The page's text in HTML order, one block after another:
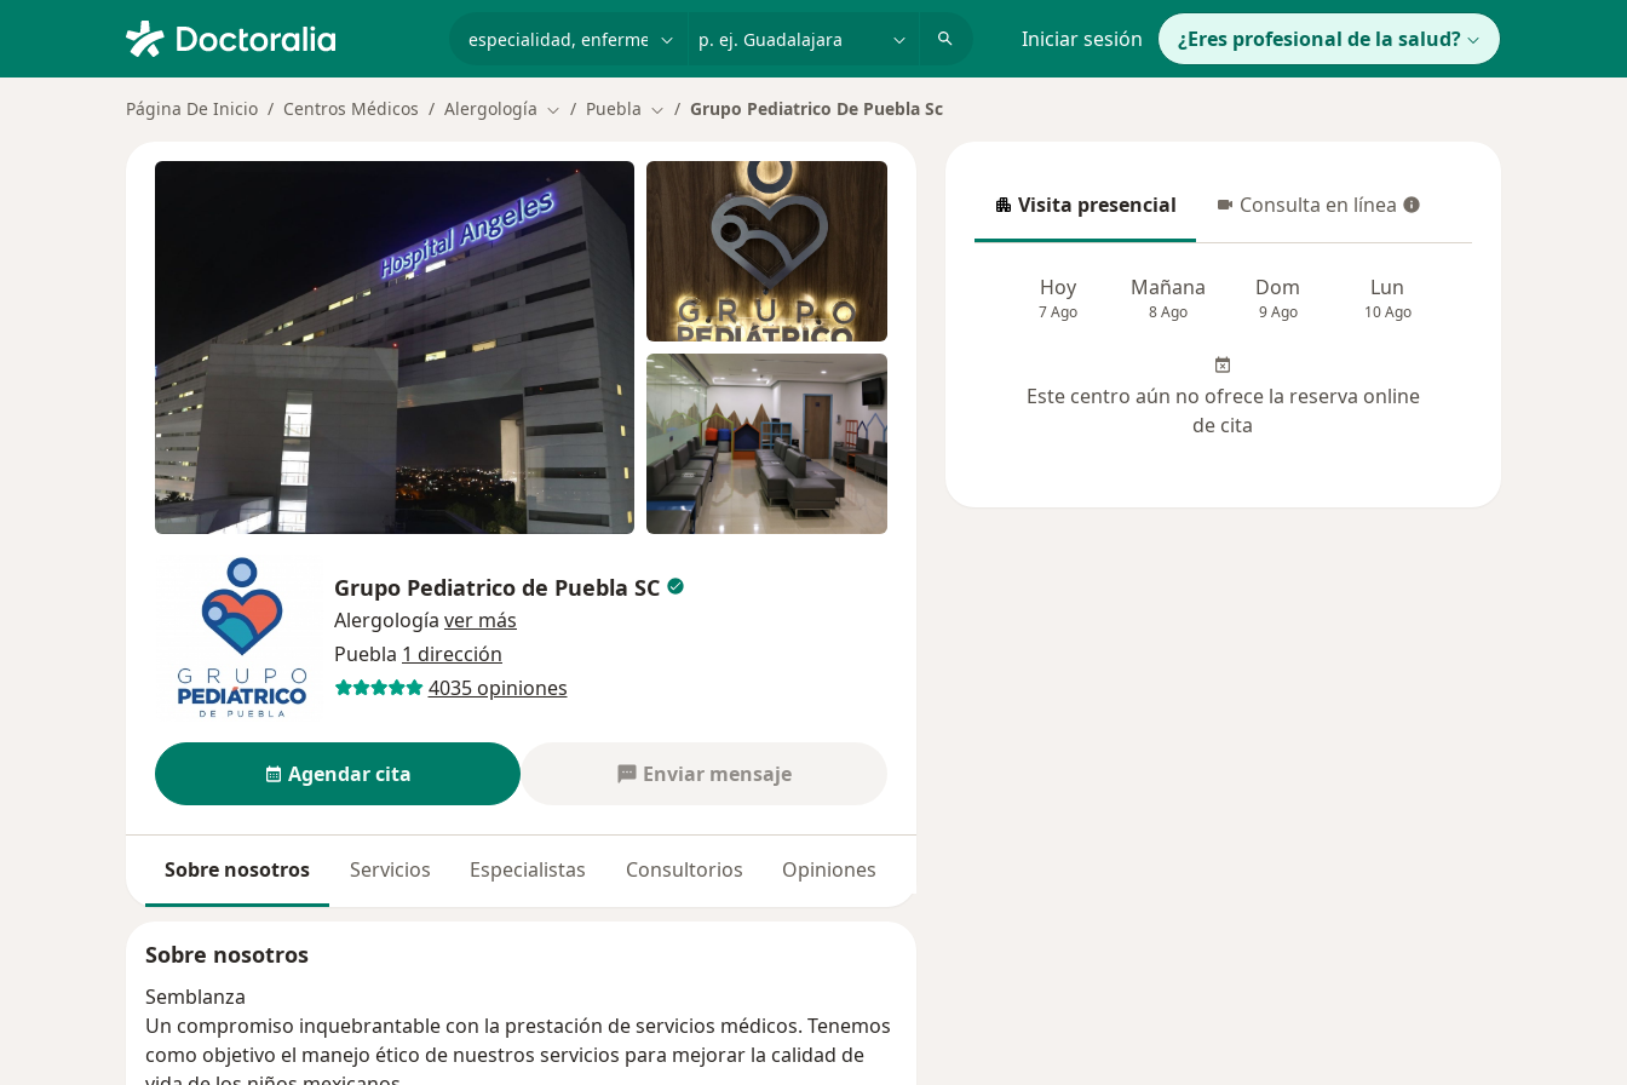
Iniciar sesión ¿Eres profesional de la salud?
Página De Inicio Centros Médicos Alergología Cambiar de ciudad
Puebla Cambiar de ciudad
Grupo Pediatrico De Puebla Sc
Grupo Pediatrico de Puebla SC
Alergología ver más
Puebla 1 dirección
4035 opiniones
Agendar cita Enviar mensaje
Sobre nosotros Servicios Especialistas Consultorios Opiniones
Sobre nosotros
Semblanza
Un compromiso inquebrantable con la prestación de servicios médicos. Tenemos
como objetivo el manejo ético de nuestros servicios para mejorar la calidad de
Visita presencial
Visita presencial Consulta en línea
Consulta en línea
Hoy
7 Ago
Mañana
8 Ago
Dom
9 Ago
Lun
10 Ago
Este centro aún no ofrece la reserva online
de cita